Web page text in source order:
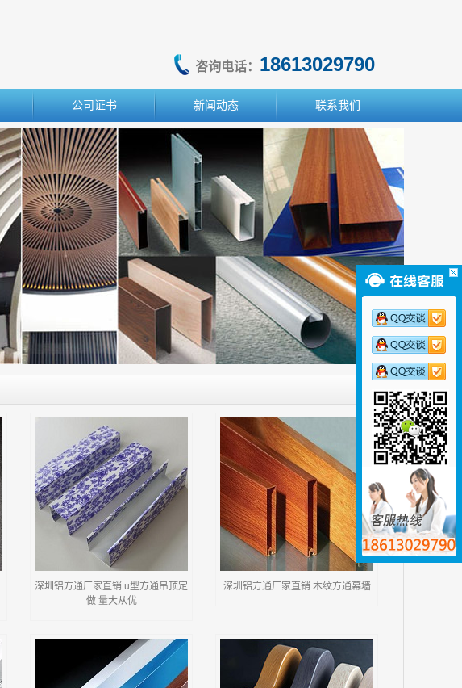
咨询电话： 18613029790
公司证书 新闻动态 联系我们
深圳铝方通厂家直销 u型方通吊顶定
做 量大从优
深圳铝方通厂家直销 木纹方通幕墙